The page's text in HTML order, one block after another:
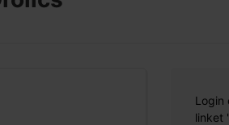
Login
linket